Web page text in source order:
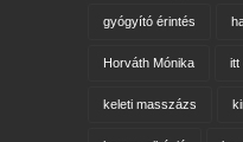
gyógyító érintés
Horváth Mónika itt
keleti masszázs